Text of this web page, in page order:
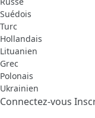
Suédois
Turc
Hollandais
Lituanien
Grec
Polonais
Ukrainien
Connectez-vous